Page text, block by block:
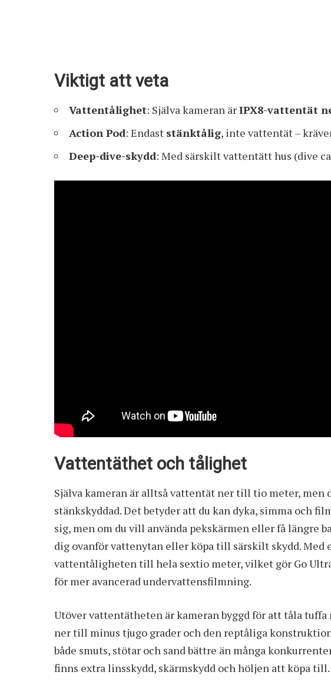
Viktigt att veta
Vattentålighet: Själva kameran ärIPX8-vattentät
Action Pod: Endast stänktålig, inte vattentät –
Deep-dive-skydd: Med särskilt vattentätt hus (dive
Vattentäthet och tålighet
Själva kameran är alltså vattentät ner till tio meter, men
stänkskyddad. Det betyder att du kan dyka, simma och
sig, men om du vill använda pekskärmen eller få längre
dig ovanför vattenytan eller köpa till särskilt skydd. Med
vattentåligheten till hela sextio meter, vilket gör Go
för mer avancerad undervattensfilmning.
Utöver vattentätheten är kameran byggd för att tåla
ner till minus tjugo grader och den reptåliga
både smuts, stötar och sand bättre än många
finns extra linsskydd, skärmskydd och höljen att köpa till.